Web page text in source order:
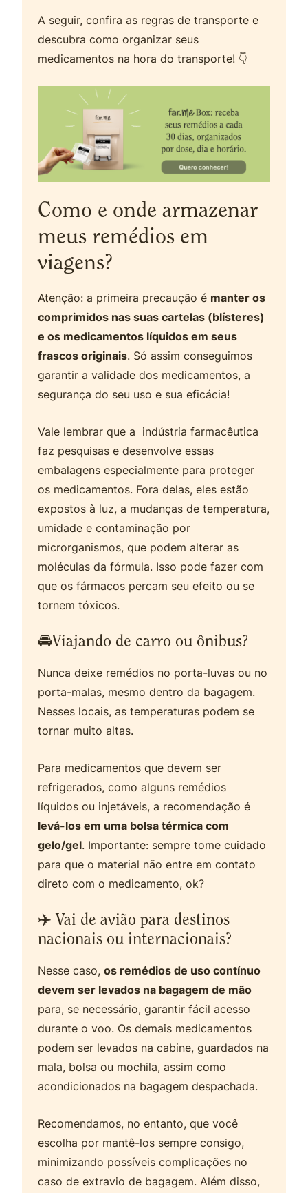
A seguir, confira as regras de transporte e
descubra como organizar seus
medicamentos na hora do transporte! 👇
Como e onde armazenar
meus remédios em
viagens?
Atenção: a primeira precaução é manter os
comprimidos nas suas cartelas (blísteres)
e os medicamentos líquidos em seus
frascos originais. Só assim conseguimos
garantir a validade dos medicamentos, a
segurança do seu uso e sua eficácia!
Vale lembrar que a indústria farmacêutica
faz pesquisas e desenvolve essas
embalagens especialmente para proteger
os medicamentos. Fora delas, eles estão
expostos à luz, a mudanças de temperatura,
umidade e contaminação por
microrganismos, que podem alterar as
moléculas da fórmula. Isso pode fazer com
que os fármacos percam seu efeito ou se
tornem tóxicos.
🚘Viajando de carro ou ônibus?
Nunca deixe remédios no porta-luvas ou no
porta-malas, mesmo dentro da bagagem.
Nesses locais, as temperaturas podem se
tornar muito altas.
Para medicamentos que devem ser
refrigerados, como alguns remédios
líquidos ou injetáveis, a recomendação é
levá-los em uma bolsa térmica com
gelo/gel. Importante: sempre tome cuidado
para que o material não entre em contato
direto com o medicamento, ok?
✈️ Vai de avião para destinos
nacionais ou internacionais?
Nesse caso,os remédios de uso contínuo
devem ser levados na bagagem de mão
para, se necessário, garantir fácil acesso
durante o voo. Os demais medicamentos
podem ser levados na cabine, guardados na
mala, bolsa ou mochila, assim como
acondicionados na bagagem despachada.
Recomendamos, no entanto, que você
escolha por mantê-los sempre consigo,
minimizando possíveis complicações no
caso de extravio de bagagem. Além disso,